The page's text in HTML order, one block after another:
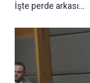
İşte perde arkası…